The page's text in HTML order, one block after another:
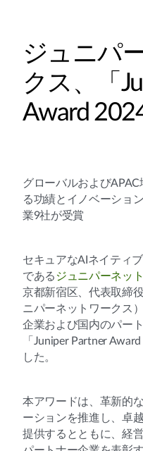
ジュニパ
クス、「
Award
グローバルおよび
る功績とイノベーショ
業9社が受賞
セキュアなAIネイティ
である ジュニパーネッ
京都新宿区、代表取締
ニパーネットワークス
企業および国内のパー
「Juniper Partner
した。
本アワードは、革新的
ーションを推進し、卓
提供するとともに、経